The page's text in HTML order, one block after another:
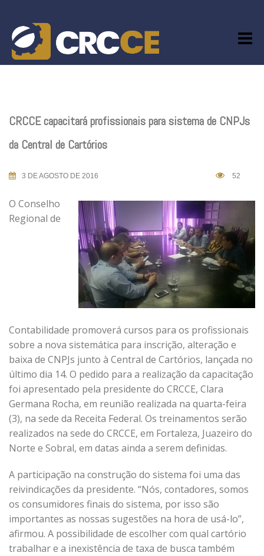
content
CRCCE capacitará profissionais para sistema de CNPJs
da Central de Cartórios
3 DE AGOSTO DE 2016 52
O Conselho
Regional de
Contabilidade promoverá cursos para os profissionais
sobre a nova sistemática para inscrição, alteração e
baixa de CNPJs junto à Central de Cartórios, lançada no
último dia 14. O pedido para a realização da capacitação
foi apresentado pela presidente do CRCCE, Clara
Germana Rocha, em reunião realizada na quarta-feira
(3), na sede da Receita Federal. Os treinamentos serão
realizados na sede do CRCCE, em Fortaleza, Juazeiro do
Norte e Sobral, em datas ainda a serem definidas.
A participação na construção do sistema foi uma das
reivindicações da presidente. “Nós, contadores, somos
os consumidores finais do sistema, por isso são
importantes as nossas sugestões na hora de usá-lo”,
afirmou. A possibilidade de escolher com qual cartório
trabalhar e a inexistência de taxa de busca também